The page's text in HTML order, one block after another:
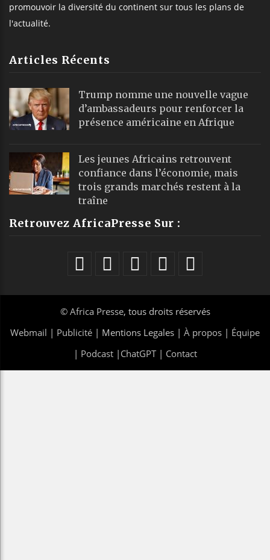
promouvoir la diversité du continent sur tous les plans de
l'actualité.
Articles Récents
Trump nomme une nouvelle vague
d’ambassadeurs pour renforcer la
présence américaine en Afrique
Les jeunes Africains retrouvent
confiance dans l’économie, mais
trois grands marchés restent à la
traîne
Retrouvez AfricaPresse Sur :
© Africa Presse, tous droits réservés
Webmail | Publicité | Mentions Legales | À propos | Équipe
| Podcast| ChatGPT| Contact